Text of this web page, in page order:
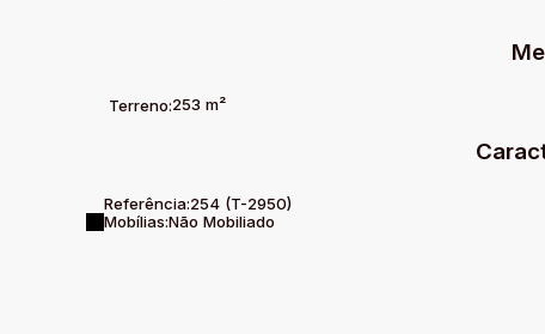
Terreno:253 m²
Referência:254 (T-2950)
Mobílias:Não Mobiliado